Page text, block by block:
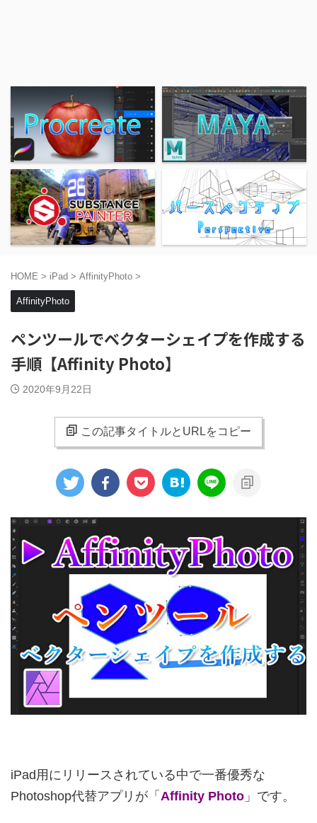
HOME > iPad > AffinityPhoto >
AffinityPhoto
ペンツールでベクターシェイプを作成する
手順【Affinity Photo】
2020年9月22日
この記事タイトルとURLをコピー
iPad用にリリースされている中で一番優秀な
Photoshop代替アプリが「 Affinity Photo 」です。